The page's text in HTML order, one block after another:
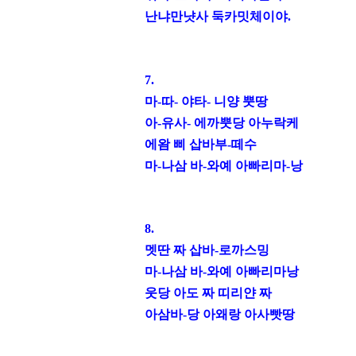
난냐만냣사 둑카밋체이야.
7.
마-따- 야타- 니양 뿟땅
아-유사- 에까뿟당 아누락케
에왐 삐 삽바부-떼 수
마-나삼 바-와예 아빠리마-낭
8.
멧딴 짜 삽바-로까스밍
마-나삼 바-와예 아빠리마낭
웃당 아도 짜 띠리얀 짜
아삼바-당 아왜랑 아사빳땅